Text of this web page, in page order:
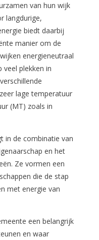
van hun wijk
langdurige,
biedt daarbij
manier om de
energieneutraal
veel plekken in
lage temperatuur
(MT) zoals in
in de combinatie van
en het
Ze vormen een
die de stap
met energie van
een belangrijk
en waar